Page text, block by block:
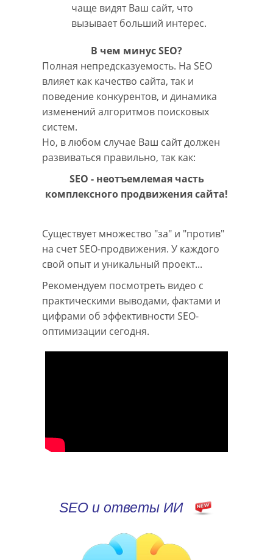
чаще видят Ваш сайт, что
вызывает больший интерес.
В чем минус SEO?
Полная непредсказуемость. На SEO
влияет как качество сайта, так и
поведение конкурентов, и динамика
изменений алгоритмов поисковых
систем.
Но, в любом случае Ваш сайт должен
развиваться правильно, так как:
SEO - неотъемлемая часть
комплексного продвижения сайта!
Существует множество "за" и "против"
на счет SEO-продвижения. У каждого
свой опыт и уникальный проект...
Рекомендуем посмотреть видео с
практическими выводами, фактами и
цифрами об эффективности SEO-
оптимизации сегодня.
SEO и ответы ИИ